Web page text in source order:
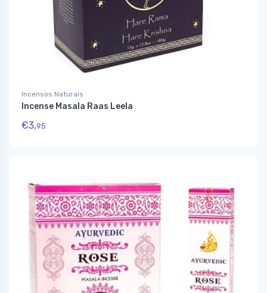
Incensos Naturais
Incense Masala Raas Leela
€3,95